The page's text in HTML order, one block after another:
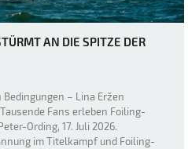
AN DIE SPITZE DER
– Lina Eržen
Fans erleben Foiling-
Ording, 17. Juli 2026.
im Titelkampf und Foiling-